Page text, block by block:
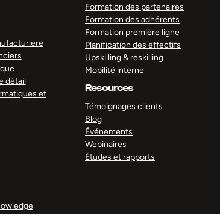
détail
et
Formation des partenaires
Formation des adhérents
Formation première ligne
Planification des effectifs
Upskilling & reskilling
Mobilité interne
Resources
Témoignages clients
Blog
Événements
Webinaires
Études et rapports